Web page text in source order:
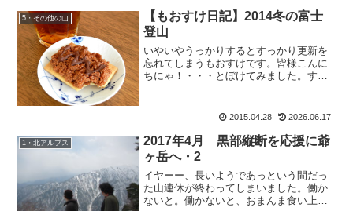
ウ。朝からテンション高く、元...
5・その他の山
【もおすけ日記】2014冬の富士
登山
いやいやうっかりするとすっかり更新を
忘れてしまうもおすけです。皆様こんに
ちにゃ！・・・とぼけてみました。すみ
（たまにはね）レインウェアの洗剤につ
2015.04.28 2026.06.17
1・北アルプス
2017年4月 黒部縦断を応援に爺
ヶ岳へ・2
イヤーー、長いようであっという間だっ
た山連休が終わってしまいました。働か
ないと。働かないと、おまんま食い上げ